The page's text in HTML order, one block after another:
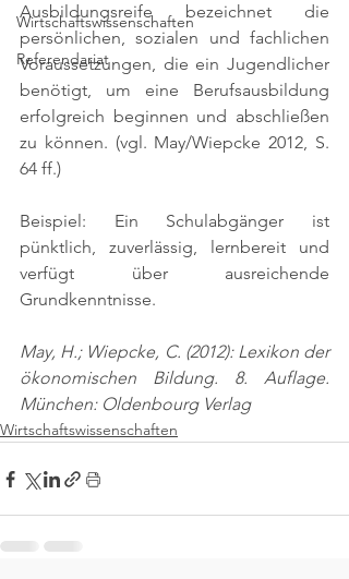
Wirtschaftswissenschaften
Referendariat
Ausbildungsreife bezeichnet die
persönlichen, sozialen und fachlichen
Voraussetzungen, die ein Jugendlicher
benötigt, um eine Berufsausbildung
erfolgreich beginnen und abschließen
zu können. (vgl. May/Wiepcke 2012, S.
64 ff.)
Beispiel: Ein Schulabgänger ist
pünktlich, zuverlässig, lernbereit und
verfügt über ausreichende
Grundkenntnisse.
May, H.; Wiepcke, C. (2012): Lexikon der
ökonomischen Bildung. 8. Auflage.
München: Oldenbourg Verlag
Wirtschaftswissenschaften